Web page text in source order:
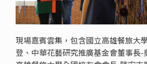
現場嘉賓雲集，包含國立高雄餐旅大
登、中華花藝研究推廣基金會董事長-